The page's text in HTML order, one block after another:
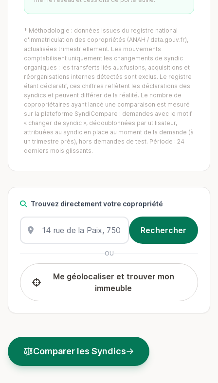
* Méthodologie : données issues du registre national
d'immatriculation des copropriétés (ANAH / data.gouv.fr),
actualisées trimestriellement. Les mouvements
comptabilisent uniquement les changements de syndic
organiques : les transferts liés aux fusions, acquisitions et
réorganisations internes détectés sont exclus. Le registre
étant déclaratif, ces chiffres reflètent les déclarations des
syndics et peuvent différer de la réalité. Le nombre de
copropriétaires ayant lancé une comparaison est mesuré
sur la plateforme SyndiCompare : demandes avec le motif
« changer de syndic », dédoublonnées par utilisateur,
attribuées au syndic en place au moment de la demande (à
un trimestre près), hors demandes de test. Période : 24
derniers mois glissants.
Trouvez directement votre copropriété
OU
Me géolocaliser et trouver mon
immeuble
Comparer les Syndics